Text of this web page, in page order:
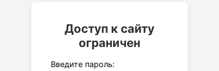
Доступ к сайту
ограничен
Введите пароль: